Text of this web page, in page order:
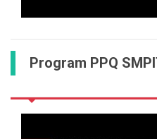
Program PPQ